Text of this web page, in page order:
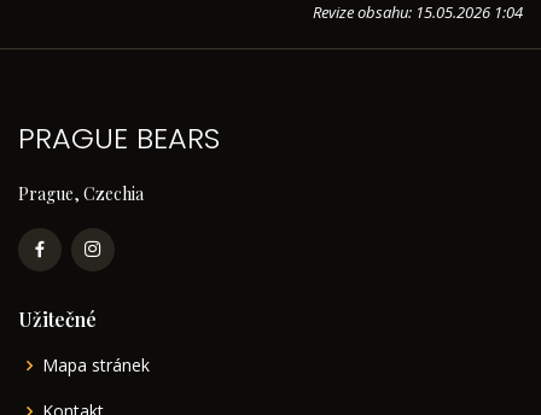
Revize obsahu: 15.05.2026 1:04
PRAGUE BEARS
Prague, Czechia
Užitečné
Mapa stránek